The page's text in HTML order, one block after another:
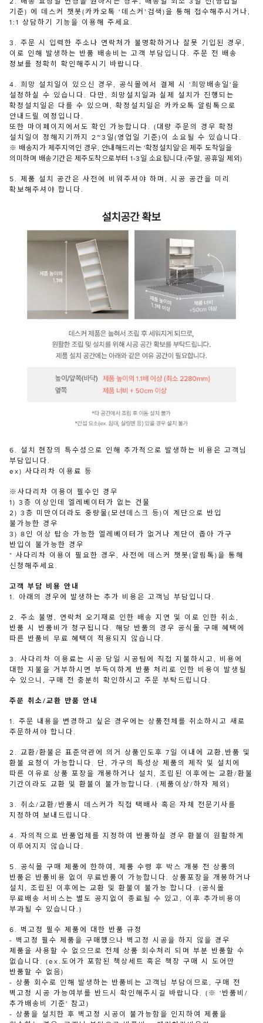
기준) 에 데스커 챗봇(카카오톡 ‘데스커’검색)을 통해 접수해주시거나,
1:1 상담하기 기능을 이용해 주세요.
3. 주문 시 입력한 주소나 연락처가 불명확하거나 잘못 기입된 경우,
이로 인해 발생하는 반품 배송비는 고객 부담입니다. 주문 전 배송
정보를 정확히 확인해주시기 바랍니다.
4. 희망 설치일이 있으신 경우, 공식몰에서 결제 시 '희망배송일'을
설정하실 수 있습니다. 다만, 희망설치일과 실제 설치가 진행되는
확정설치일은 다를 수 있으며, 확정설치일은 카카오톡 알림톡으로
안내드릴 예정입니다.
또한 마이페이지에서도 확인 가능합니다. (대량 주문의 경우 확정
설치일이 정해지기까지 2~3일(영업일 기준)이 소요될 수 있습니다.
※ 배송지가 제주지역인 경우, 안내해드리는 '확정설치일'은 제주 도착일을
의미하며 배송기간은 제주도착으로부터 1-3일 소요됩니다.(주말, 공휴일 제외)
5. 제품 설치 공간은 사전에 비워주셔야 하며, 시공 공간을 미리
확보해주셔야 합니다.
6. 설치 현장의 특수성으로 인해 추가적으로 발생하는 비용은 고객님
부담입니다.
ex) 사다리차 이용료 등
※사다리차 이용이 필수인 경우
1) 3층 이상인데 엘레베이터가 없는 건물
2) 3층 미만이더라도 중량물(모션데스크 등)이 계단으로 반입
불가능한 경우
3) 8인 이상 탑승 가능한 엘레베이터가 없거나 계단이 좁아 가구
반입이 불가능한 경우
* 사다리차 이용이 필요한 경우, 사전에 데스커 챗봇(알림톡)을 통해
신청해주세요.
고객 부담 비용 안내
1. 아래의 경우에 발생하는 추가 비용은 고객님 부담입니다.
2. 주소 불명, 연락처 오기재로 인한 배송 지연 및 이로 인한 취소,
반품 시 반품비가 청구됩니다. 해당 반품의 경우 공식몰 구매 혜택에
따른 반품비 무료 혜택이 적용되지 않습니다.
3. 사다리차 이용료는 시공 당일 시공팀에 직접 지불하시고, 비용에
대한 지불을 거부하시면 부득이하게 반품 처리로 인한 비용이 발생될
수 있으니, 구매 전 충분히 확인하시고 주문 부탁드립니다.
주문 취소/교환 반품 안내
1. 주문 내용을 변경하고 싶은 경우에는 상품전체를 취소하시고 새로
주문하셔야 합니다.
2. 교환/환불은 표준약관에 의거 상품인도후 7일 이내에 교환,반품 및
환불 요청이 가능합니다. 단, 가구의 특성상 제품의 제작 및 설치에
따른 이유로 상품 포장을 개봉하거나 설치, 조립된 이후에는 교환/환불
기간이라도 교환 및 환불이 불가능합니다. (제품이상/하자 제외)
3. 취소/교환/반품시 데스커가 직접 택배사 혹은 자체 전문기사를
지정하여 보내드립니다.
4. 자의적으로 반품업체를 지정하여 반품하실 경우 환불이 원활하게
이루어지지 않습니다.
5. 공식몰 구매 제품에 한하여, 제품 수령 후 박스 개봉 전 상품의
반품은 반품비용 없이 무료반품이 가능합니다. 상품포장을 개봉하거나
설치, 조립된 이후에는 교환 및 환불이 불가능 합니다. (공식몰
무료배송 서비스는 별도 공지없이 종료될 수 있고, 이후 추가비용이
부과될 수 있습니다.)
6. 벽고정 필수 제품에 대한 반품 규정
- 벽고정 필수 제품을 구매했으나 벽고정 시공을 하지 않을 경우
제품을 사용할 수 없으므로 전체 상품 회수처리 되며 부분 반품할 수
없습니다. (ex.도어가 포함된 책상세트 혹은 책장 구매 시 도어만
반품할 수 없음)
- 상품 회수로 인해 발생하는 반품비는 고객님 부담이므로, 구매 전
벽고정 시공 가능여부를 반드시 확인해주시길 바랍니다. (※ '반품비/
추가배송비 기준' 참고)
- 상품을 설치한 후 벽고정 시공이 불가능함을 인지하여 제품을